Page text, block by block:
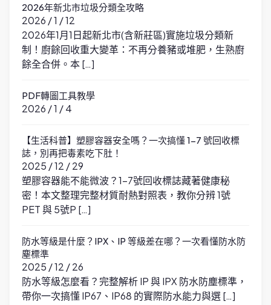
2026年新北市垃圾分類全攻略
2026 / 1 / 12
2026年1月1日起新北市(含新莊區)實施垃圾分類新
制！廚餘回收重大變革：不再分養豬或堆肥，生熟廚
餘全合併。本 […]
PDF轉圖工具教學
2026 / 1 / 4
【生活科普】塑膠容器安全嗎？一次搞懂 1-7 號回收標
誌，別再把毒素吃下肚！
2025 / 12 / 29
塑膠容器能不能微波？1-7號回收標誌藏著健康秘
密！本文整理完整材質耐熱對照表，教你分辨 1號
PET 與 5號P […]
防水等級是什麼？IPX、IP 等級差在哪？一次看懂防水防
塵標準
2025 / 12 / 26
防水等級怎麼看？完整解析 IP 與 IPX 防水防塵標準，
帶你一次搞懂 IP67、IP68 的實際防水能力與選 […]